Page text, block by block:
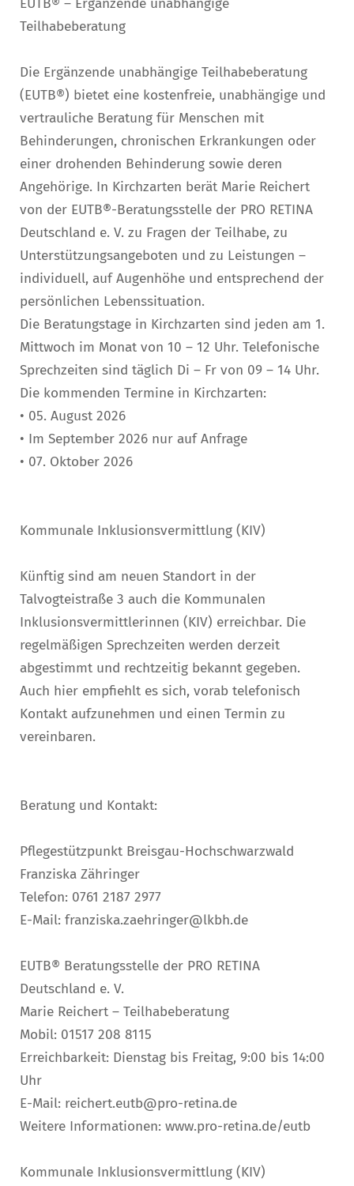
EUTB® – Ergänzende unabhängige
Teilhabeberatung
Die Ergänzende unabhängige Teilhabeberatung
(EUTB®) bietet eine kostenfreie, unabhängige und
vertrauliche Beratung für Menschen mit
Behinderungen, chronischen Erkrankungen oder
einer drohenden Behinderung sowie deren
Angehörige. In Kirchzarten berät Marie Reichert
von der EUTB®-Beratungsstelle der PRO RETINA
Deutschland e. V. zu Fragen der Teilhabe, zu
Unterstützungsangeboten und zu Leistungen –
individuell, auf Augenhöhe und entsprechend der
persönlichen Lebenssituation.
Die Beratungstage in Kirchzarten sind jeden am 1.
Mittwoch im Monat von 10 – 12 Uhr. Telefonische
Sprechzeiten sind täglich Di – Fr von 09 – 14 Uhr.
Die kommenden Termine in Kirchzarten:
• 05. August 2026
• Im September 2026 nur auf Anfrage
• 07. Oktober 2026
Kommunale Inklusionsvermittlung (KIV)
Künftig sind am neuen Standort in der
Talvogteistraße 3 auch die Kommunalen
Inklusionsvermittlerinnen (KIV) erreichbar. Die
regelmäßigen Sprechzeiten werden derzeit
abgestimmt und rechtzeitig bekannt gegeben.
Auch hier empfiehlt es sich, vorab telefonisch
Kontakt aufzunehmen und einen Termin zu
vereinbaren.
Beratung und Kontakt:
Pflegestützpunkt Breisgau-Hochschwarzwald
Franziska Zähringer
Telefon: 0761 2187 2977
E-Mail: franziska.zaehringer@lkbh.de
EUTB® Beratungsstelle der PRO RETINA
Deutschland e. V.
Marie Reichert – Teilhabeberatung
Mobil: 01517 208 8115
Erreichbarkeit: Dienstag bis Freitag, 9:00 bis 14:00
Uhr
E-Mail: reichert.eutb@pro-retina.de
Weitere Informationen: www.pro-retina.de/eutb
Kommunale Inklusionsvermittlung (KIV)